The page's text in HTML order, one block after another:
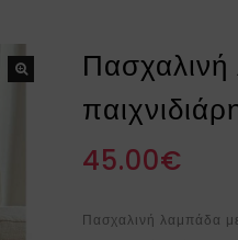
45.00€
Πασχαλινή λαμπάδα